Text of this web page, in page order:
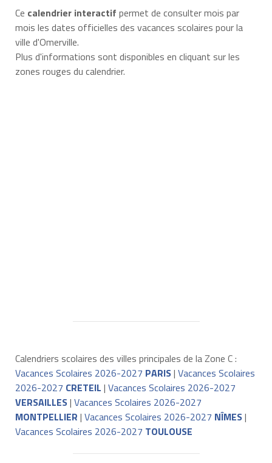
Ce calendrier interactif permet de consulter mois par
mois les dates officielles des vacances scolaires pour la
ville d'Omerville.
Plus d'informations sont disponibles en cliquant sur les
zones rouges du calendrier.
Calendriers scolaires des villes principales de la Zone C :
Vacances Scolaires 2026-2027 PARIS| Vacances Scolaires
2026-2027 CRETEIL | Vacances Scolaires 2026-2027
VERSAILLES| Vacances Scolaires 2026-2027
MONTPELLIER | Vacances Scolaires 2026-2027 NÎMES|
Vacances Scolaires 2026-2027 TOULOUSE